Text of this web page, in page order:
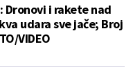
Dronovi i rakete nad
udara sve jače; Broj
VIDEO